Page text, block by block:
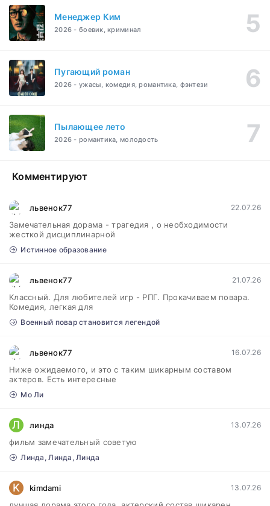
Менеджер Ким
2026 - боевик, криминал
Пугающий роман
2026 - ужасы, комедия, романтика, фэнтези
Пылающее лето
2026 - романтика, молодость
Комментируют
львенок77 22.07.26
Замечательная дорама - трагедия , о необходимости
жесткой дисциплинарной
Истинное образование
львенок77 21.07.26
Классный. Для любителей игр - РПГ. Прокачиваем повара.
Комедия, легкая для
Военный повар становится легендой
львенок77 16.07.26
Ниже ожидаемого, и это с таким шикарным составом
актеров. Есть интересные
Мо Ли
Л линда 13.07.26
фильм замечательный советую
Линда, Линда, Линда
K kimdami 13.07.26